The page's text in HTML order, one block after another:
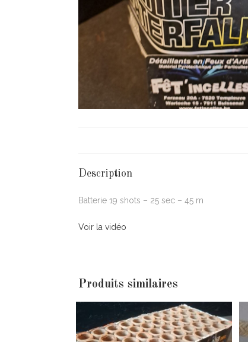
Description
Batterie 19 shots – 25 sec – 45 m
Voir la vidéo
Produits similaires